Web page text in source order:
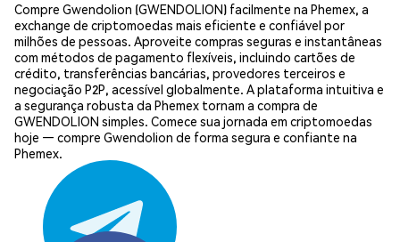
Compre Gwendolion (GWENDOLION) facilmente na Phemex, a
exchange de criptomoedas mais eficiente e confiável por
milhões de pessoas. Aproveite compras seguras e instantâneas
com métodos de pagamento flexíveis, incluindo cartões de
crédito, transferências bancárias, provedores terceiros e
negociação P2P, acessível globalmente. A plataforma intuitiva e
a segurança robusta da Phemex tornam a compra de
GWENDOLION simples. Comece sua jornada em criptomoedas
hoje — compre Gwendolion de forma segura e confiante na
Phemex.